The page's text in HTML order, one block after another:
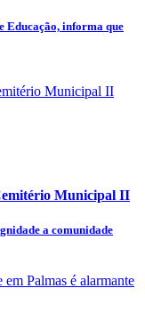
Educação, informa que
Municipal II
a comunidade